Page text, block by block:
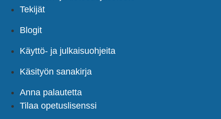
Tekijät
Blogit
Käyttö- ja julkaisuohjeita
Käsityön sanakirja
Anna palautetta
Tilaa opetuslisenssi